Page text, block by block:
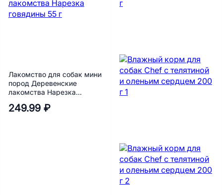
Лакомство для собак мини
пород Деревенские
лакомства Нарезка
249.99 ₽